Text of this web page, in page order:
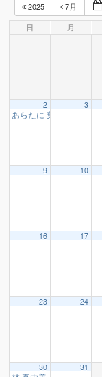
2025 7月
日
月
2
あらたに 葉子 様
3
9 10
16 17
23 24
30 31